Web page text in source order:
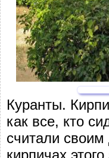
Куранты.
как все, кто
считали своим
кирпичах